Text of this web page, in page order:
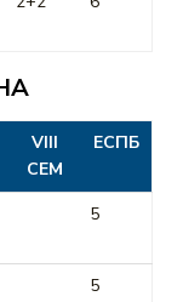
VIII
СЕМ
ЕСПБ
5
5